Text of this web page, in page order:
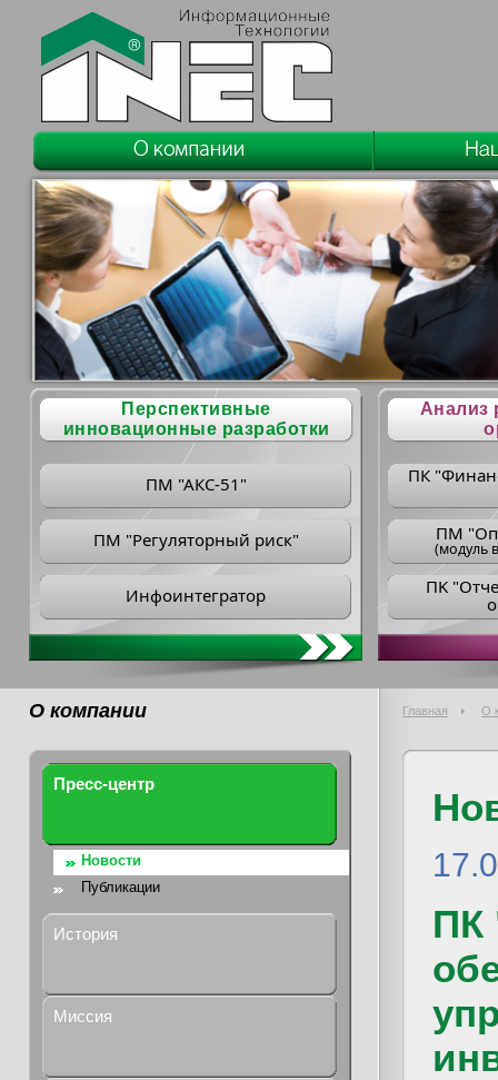
Перспективные
инновационные разработки
ПМ "АКС-51"
ПМ "Регуляторный риск"
Инфоинтегратор
Анализ
ПК
ПM
(модуль
ПK
О компании Главная О
Пресс-центр
Новости
Публикации
История
Миссия
ПК